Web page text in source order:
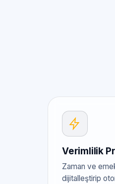
Verimlilik
Zaman ve
dijitalleştirip